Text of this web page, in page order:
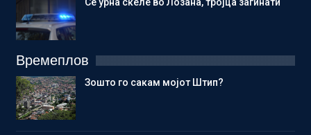
Се урна скеле во Лозана, тројца загинати
Времеплов
Зошто го сакам мојот Штип?